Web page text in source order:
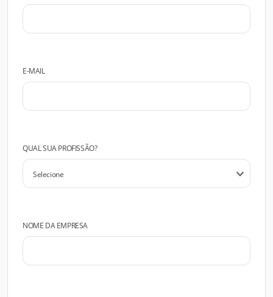
E-MAIL
QUAL SUA PROFISSÃO?
NOME DA EMPRESA